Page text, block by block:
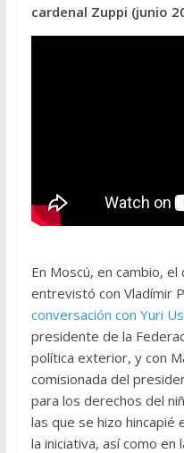
cardenal Zuppi (junio
En Moscú, en cambio,
entrevistó con Vladímir
conversación con Yuri
presidente de la
política exterior, y con
comisionada del
para los derechos del
las que se hizo hincapié
la iniciativa, así como